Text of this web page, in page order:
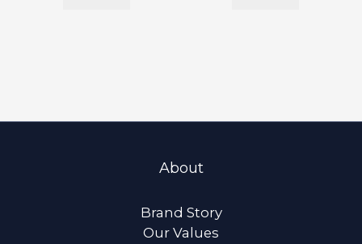
About
Brand Story
Our Values